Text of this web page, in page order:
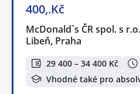
400,.Kč
McDonald`s ČR spol. s r.o.
Libeň, Praha
29 400 – 34 400 Kč
Vhodné také pro